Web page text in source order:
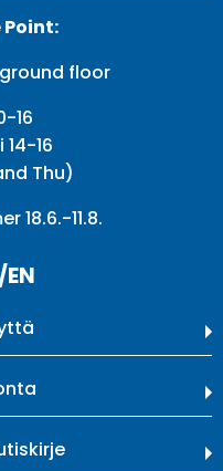
Point:
floor
16
16
Thu)
18.6.-11.8.